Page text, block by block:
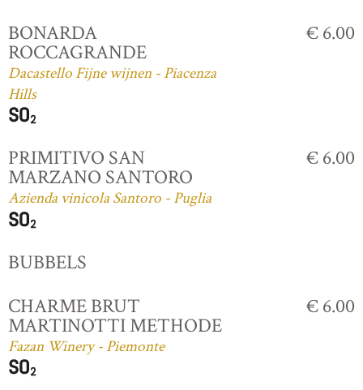
BONARDA
ROCCAGRANDE
Dacastello Fijne wijnen - Piacenza
Hills
€ 6.00
PRIMITIVO SAN
MARZANO SANTORO
Azienda vinicola Santoro - Puglia
€ 6.00
BUBBELS
CHARME BRUT
MARTINOTTI METHODE
Fazan Winery - Piemonte
€ 6.00